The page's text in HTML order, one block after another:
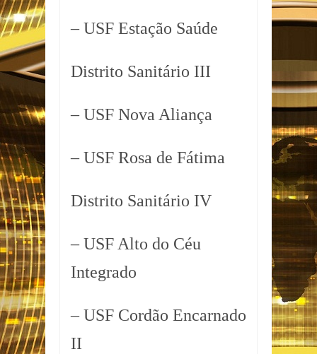
– USF Estação Saúde
Distrito Sanitário III
– USF Nova Aliança
– USF Rosa de Fátima
Distrito Sanitário IV
– USF Alto do Céu
Integrado
– USF Cordão Encarnado
II